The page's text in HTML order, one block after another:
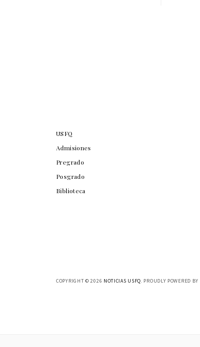
USFQ
Admisiones
Pregrado
Posgrado
Biblioteca
COPYRIGHT ©2026 NOTICIAS USFQ. PROUDLY POWERED BY